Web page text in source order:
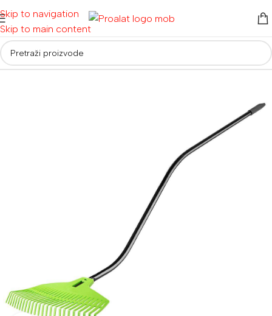
Skip to navigation
Skip to main content
Početna/ Alati za vrt i dom